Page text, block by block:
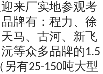
来厂实地参观考
牌有：程力、徐
马、古河、新飞
等众多品牌的1.5
另有25-150吨大型